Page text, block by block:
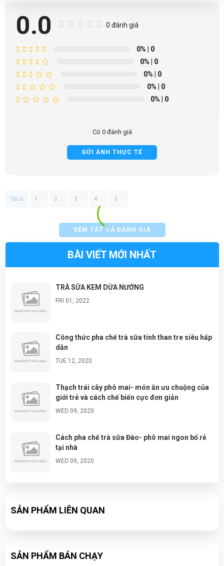
0.0 0 đánh giá
0% | 0
0% | 0
0% | 0
0% | 0
0% | 0
Có 0 đánh giá
GỬI ẢNH THỰC TẾ
Tất cả 1 2 3 4 5
XEM TẤT CẢ ĐÁNH GIÁ
BÀI VIẾT MỚI NHẤT
TRÀ SỮA KEM DỪA NƯỚNG
FRI 01, 2022
Công thức pha chế trà sữa tinh than tre siêu hấp
dẫn
TUE 12, 2020
Thạch trái cây phô mai- món ăn ưu chuộng của
giới trẻ và cách chế biến cực đơn giản
WED 09, 2020
Cách pha chế trà sữa Đào- phô mai ngon bổ rẻ
tại nhà
WED 09, 2020
WED 09, 2020
WED 09, 2020
SẢN PHẨM LIÊN QUAN
SẢN PHẨM BÁN CHẠY